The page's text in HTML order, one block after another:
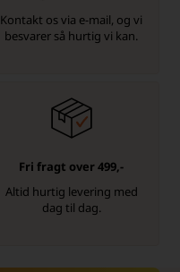
Kontakt os via e-mail, og vi
besvarer så hurtig vi kan.
Fri fragt over 499,-
Altid hurtig levering med
dag til dag.